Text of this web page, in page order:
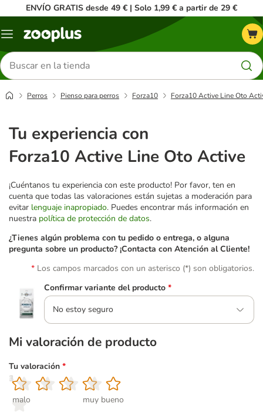
ENVÍO GRATIS desde 49 € | Solo 1,99 € a partir de 29 €
Menú
Buscar
productos
Perros Pienso para perros Forza10 Forza10 Active Line Oto
Tu experiencia con
Forza10 Active Line Oto Active
¡Cuéntanos tu experiencia con este producto! Por favor, ten en
cuenta que todas las valoraciones están sujetas a moderación para
evitar lenguaje inapropiado. Puedes encontrar más información en
nuestra política de protección de datos.
¿Tienes algún problema con tu pedido o entrega, o alguna
pregunta sobre un producto? ¡Contacta con Atención al Cliente!
Los campos marcados con un asterisco (*) son obligatorios.
Confirmar variante del producto *
No estoy seguro
Mi valoración de producto
Tu valoración *
1
malo
2
3
4
5
muy bueno